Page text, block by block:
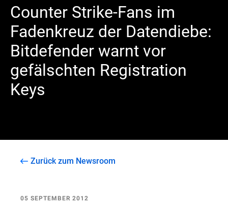
Counter Strike-Fans im
Fadenkreuz der Datendiebe:
Bitdefender warnt vor
gefälschten Registration
Keys
Zurück zum Newsroom
05 SEPTEMBER 2012